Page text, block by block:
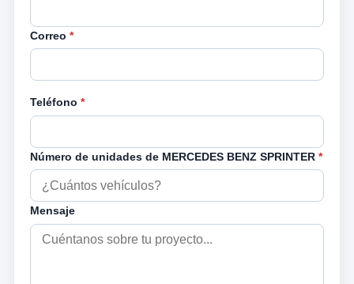
Correo *
Teléfono *
Número de unidades de MERCEDES BENZ SPRINTER *
Mensaje